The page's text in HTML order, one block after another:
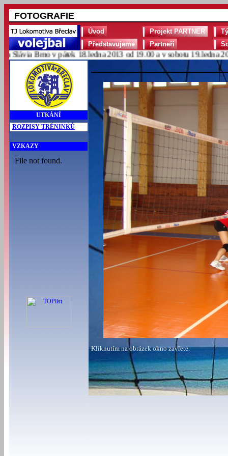
FOTOGRAFIE
Úvod Projekt PARTNER
Představujeme
Partneři
Brno v pátek 18.ledna 2013 od 19.00 a v sobotu 19.ledna 2013
UTKÁNÍ
ROZPISY TRÉNINKŮ
VZKAZY
Kliknutím na obrázek okno zavřete.